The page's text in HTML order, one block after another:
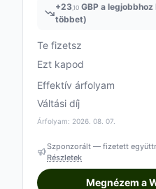
+23 ,10 GBP a
többet)
Te fizetsz
Ezt kapod
Effektív árfolyam
Váltási díj
Árfolyam: 2026. 08. 07.
Szponzorált — fizetett
Részletek
Megnézem a